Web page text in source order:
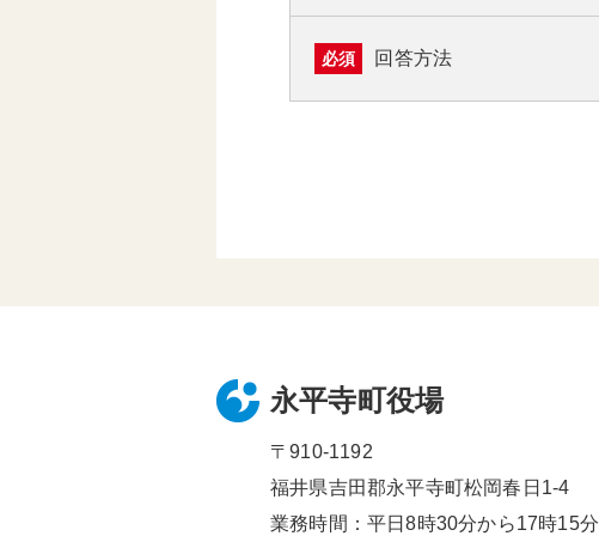
必須 回答方法
永平寺町役場
〒910-1192
福井県吉田郡永平寺町松岡春日1-4
業務時間：平日8時30分から17時15分